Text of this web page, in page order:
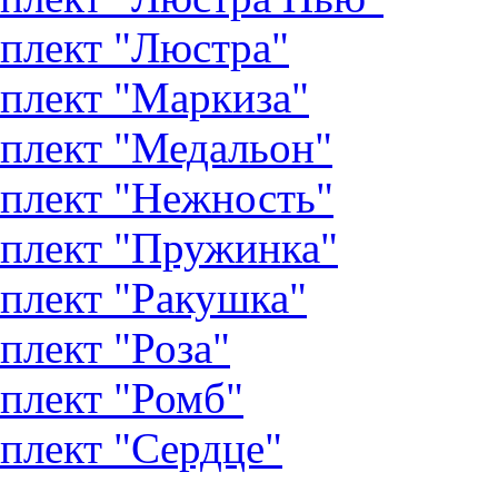
"Люстра"
"Маркиза"
"Медальон"
"Нежность"
"Пружинка"
"Ракушка"
"Роза"
"Ромб"
"Сердце"